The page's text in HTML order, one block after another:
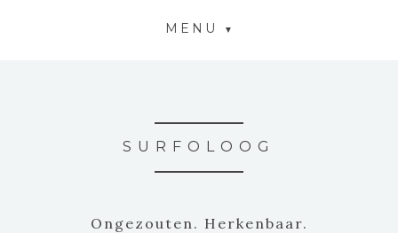
MENU
SURFOLOOG
Ongezouten. Herkenbaar.